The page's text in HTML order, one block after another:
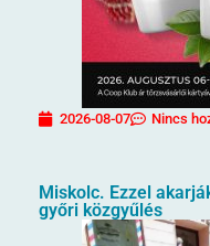
2026-08-07 Nincs
Miskolc. Ezzel
győri közgyűlés